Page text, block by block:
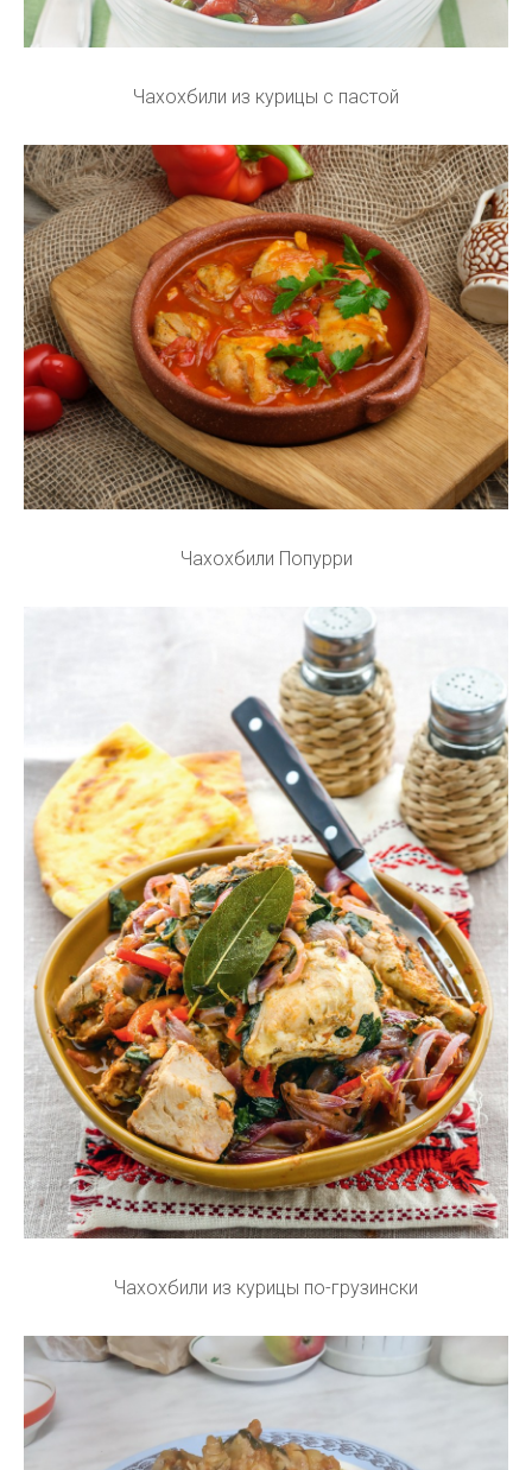
Чахохбили из курицы с пастой
Чахохбили Попурри
Чахохбили из курицы по-грузински